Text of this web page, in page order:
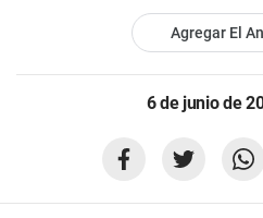
Agregar El
6 de junio de